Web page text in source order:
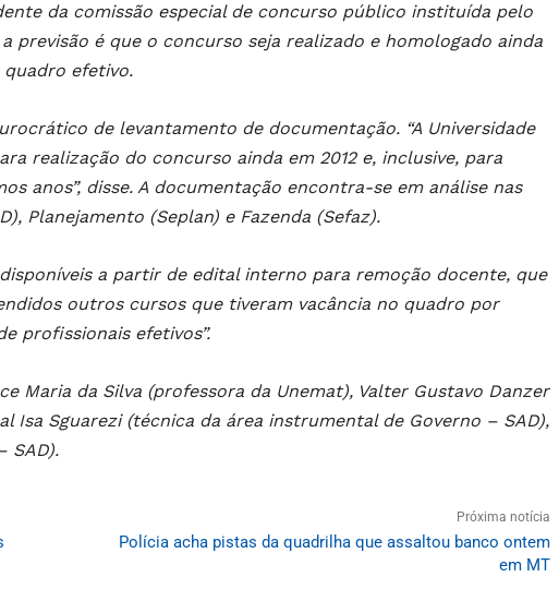
da comissão especial de concurso público instituída pelo
previsão é que o concurso seja realizado e homologado ainda
quadro efetivo.
de levantamento de documentação. “A Universidade
realização do concurso ainda em 2012 e, inclusive, para
anos”, disse. A documentação encontra-se em análise nas
Planejamento (Seplan) e Fazenda (Sefaz).
a partir de edital interno para remoção docente, que
outros cursos que tiveram vacância no quadro por
profissionais efetivos”.
Maria da Silva (professora da Unemat), Valter Gustavo Danzer
Isa Sguarezi (técnica da área instrumental de Governo – SAD),
SAD).
Próxima notícia
Polícia acha pistas da quadrilha que assaltou banco ontem
em MT